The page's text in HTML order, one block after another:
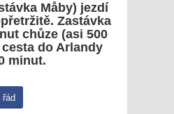
Måby) jezdí
Zastávka
chůze (asi 500
do Arlandy
minut.